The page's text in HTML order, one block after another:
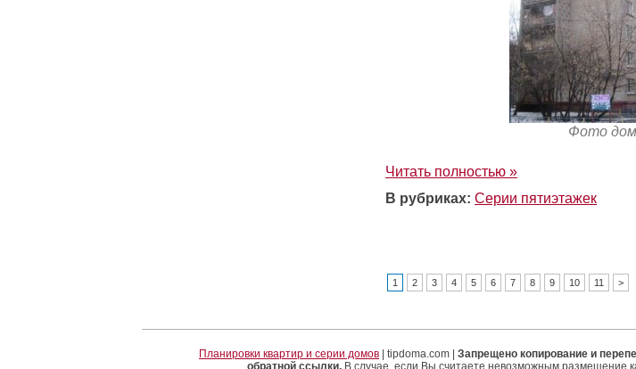
Фото
Читать полностью »
В рубриках: Серии пятиэтажек
1 2 3 4 5 6 7 8 9 10 11 >
Планировки квартир и серии домов | tipdoma.com | Запрещено копирование и
обратной ссылки.В случае, если Вы считаете невозможным размещение